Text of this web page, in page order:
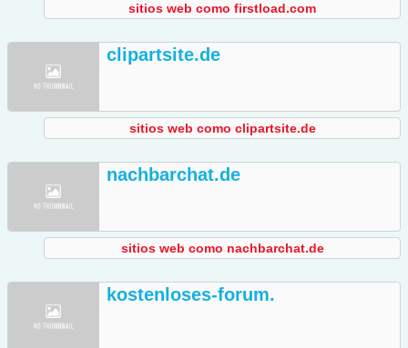
sitios web como firstload.com
clipartsite.de
sitios web como clipartsite.de
nachbarchat.de
sitios web como nachbarchat.de
kostenloses-forum.